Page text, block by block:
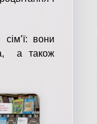
вони
а також